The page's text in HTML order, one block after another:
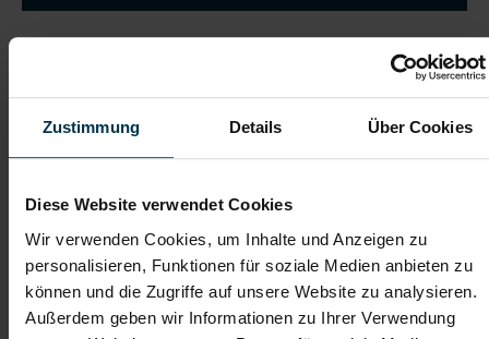
Zustimmung Details Über Cookies
Diese Website verwendet Cookies
Wir verwenden Cookies, um Inhalte und Anzeigen zu
personalisieren, Funktionen für soziale Medien anbieten zu
können und die Zugriffe auf unsere Website zu analysieren.
Außerdem geben wir Informationen zu Ihrer Verwendung
Werndorf, Steiermark
ab EUR 3.009,18
Vollzeit
Ab 3-Schicht
Energie / Pharma